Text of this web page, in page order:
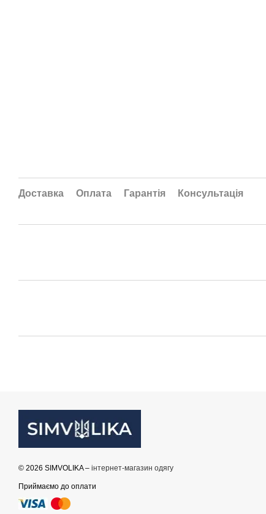
Доставка Оплата Гарантія Консультація
© 2026 SIMVOLIKA – інтернет-магазин одягу
Приймаємо до оплати